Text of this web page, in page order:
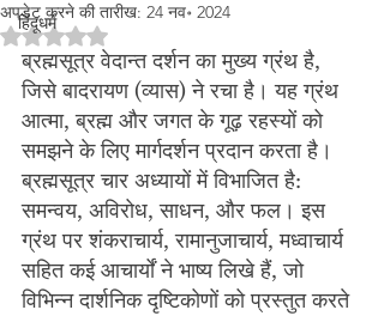
हिंदूधर्म
अपडेट करने की तारीख: 24 नव॰ 2024
5 स्टार में से NaN रेटिंग दी गई।
ब्रह्मसूत्र वेदान्त दर्शन का मुख्य ग्रंथ है,
जिसे बादरायण (व्यास) ने रचा है। यह ग्रंथ
आत्मा, ब्रह्म और जगत के गूढ़ रहस्यों को
समझने के लिए मार्गदर्शन प्रदान करता है।
ब्रह्मसूत्र चार अध्यायों में विभाजित है:
समन्वय, अविरोध, साधन, और फल। इस
ग्रंथ पर शंकराचार्य, रामानुजाचार्य, मध्वाचार्य
सहित कई आचार्यों ने भाष्य लिखे हैं, जो
विभिन्न दार्शनिक दृष्टिकोणों को प्रस्तुत करते